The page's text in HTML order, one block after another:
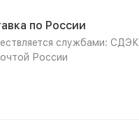
по России
службами: СДЭК
России